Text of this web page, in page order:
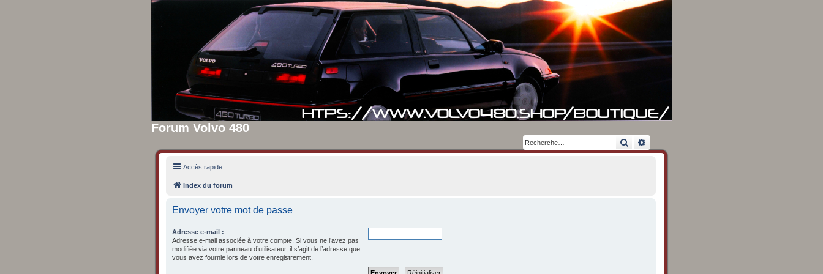
Forum Volvo 480
Rechercher
Accès rapide
Index du forum
Envoyer votre mot de passe
Adresse e-mail :
Adresse e-mail associée à votre compte. Si vous ne l’avez pas
modifiée via votre panneau d’utilisateur, il s’agit de l’adresse que
vous avez fournie lors de votre enregistrement.